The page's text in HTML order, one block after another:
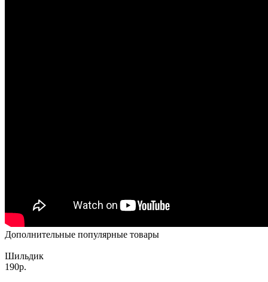
Дополнительные популярные товары
Шильдик
190р.